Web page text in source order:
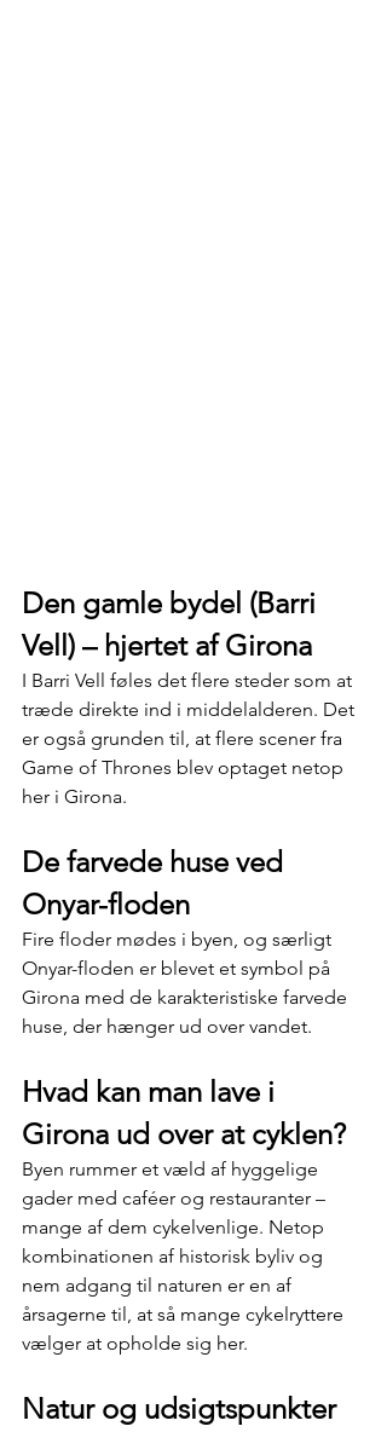
Den gamle bydel (Barri
Vell) – hjertet af Girona
I Barri Vell føles det flere steder som at
træde direkte ind i middelalderen. Det
er også grunden til, at flere scener fra
Game of Thrones blev optaget netop
her i Girona.
De farvede huse ved
Onyar-floden
Fire floder mødes i byen, og særligt
Onyar-floden er blevet et symbol på
Girona med de karakteristiske farvede
huse, der hænger ud over vandet.
Hvad kan man lave i
Girona ud over at cyklen?
Byen rummer et væld af hyggelige
gader med caféer og restauranter –
mange af dem cykelvenlige. Netop
kombinationen af historisk byliv og
nem adgang til naturen er en af
årsagerne til, at så mange cykelryttere
vælger at opholde sig her.
Natur og udsigtspunkter